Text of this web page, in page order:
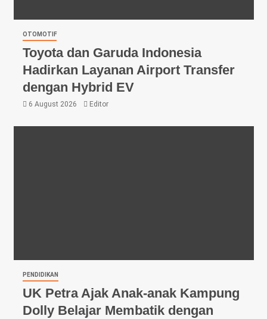
OTOMOTIF
Toyota dan Garuda Indonesia
Hadirkan Layanan Airport Transfer
dengan Hybrid EV
6 August 2026 Editor
PENDIDIKAN
UK Petra Ajak Anak-anak Kampung
Dolly Belajar Membatik dengan